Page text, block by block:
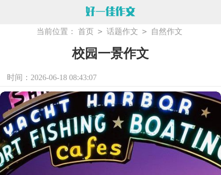
当前位置： 首页 > 话题作文 > 自然作文
校园一景作文
时间：2026-06-18 08:43:07